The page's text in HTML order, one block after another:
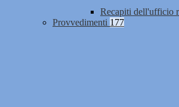
Recapiti dell'ufficio
Provvedimenti 177